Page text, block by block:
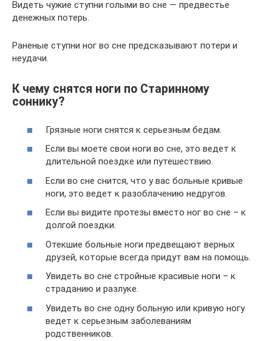
Видеть чужие ступни голыми во сне — предвестье
денежных потерь.
Раненые ступни ног во сне предсказывают потери и
неудачи.
К чему снятся ноги по Старинному
соннику?
Грязные ноги снятся к серьезным бедам.
Если вы моете свои ноги во сне, это ведет к
длительной поездке или путешествию.
Если во сне снится, что у вас больные кривые
ноги, это ведет к разоблачению недругов.
Если вы видите протезы вместо ног во сне – к
долгой поездки.
Отекшие больные ноги предвещают верных
друзей, которые всегда придут вам на помощь.
Увидеть во сне стройные красивые ноги – к
страданию и разлуке.
Увидеть во сне одну больную или кривую ногу
ведет к серьезным заболеваниям
родственников.